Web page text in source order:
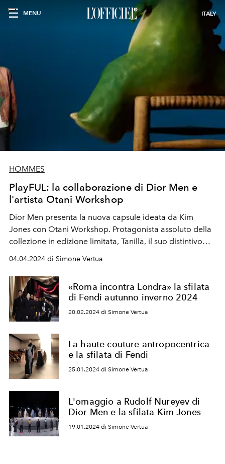
MENU ITALY
HOMMES
PlayFUL: la collaborazione di Dior Men e
l'artista Otani Workshop
Dior Men presenta la nuova capsule ideata da Kim
Jones con Otani Workshop. Protagonista assoluto della
collezione in edizione limitata, Tanilla, il suo distintivo
04.04.2024 di Simone Vertua
«Roma incontra Londra» la sfilata
di Fendi autunno inverno 2024
20.02.2024 di Simone Vertua
La haute couture antropocentrica
e la sfilata di Fendi
25.01.2024 di Simone Vertua
L'omaggio a Rudolf Nureyev di
Dior Men e la sfilata Kim Jones
19.01.2024 di Simone Vertua